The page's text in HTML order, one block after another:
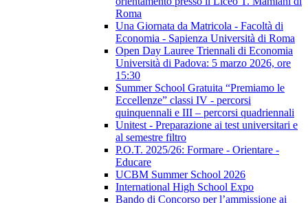
Roma
Una Giornata da Matricola - Facoltà di
Economia - Sapienza Università di Roma
Open Day Lauree Triennali di Economia
Università di Padova: 5 marzo 2026, ore
15:30
Summer School Gratuita “Premiamo le
Eccellenze” classi IV - percorsi
quinquennali e III – percorsi quadriennali
Unitest - Preparazione ai test universitari e
al semestre filtro
P.O.T. 2025/26: Formare - Orientare -
Educare
UCBM Summer School 2026
International High School Expo
Bando di Concorso per l’ammissione ai